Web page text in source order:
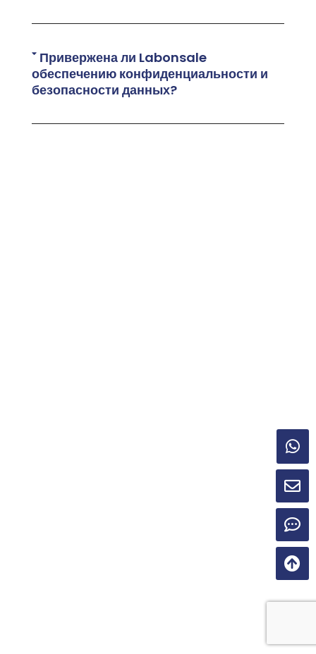
Привержена ли Labonsale
обеспечению конфиденциальности и
безопасности данных?